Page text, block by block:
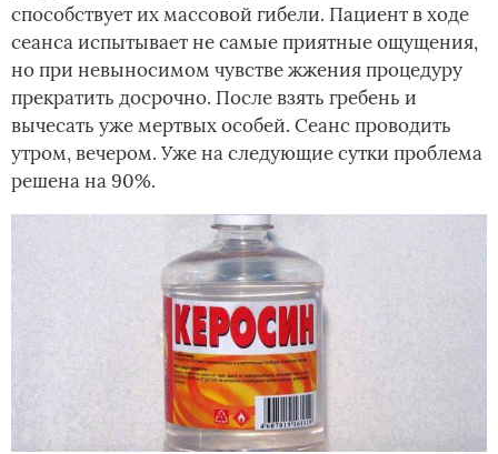
способствует их массовой гибели. Пациент в ходе
сеанса испытывает не самые приятные ощущения,
но при невыносимом чувстве жжения процедуру
прекратить досрочно. После взять гребень и
вычесать уже мертвых особей. Сеанс проводить
утром, вечером. Уже на следующие сутки проблема
решена на 90%.